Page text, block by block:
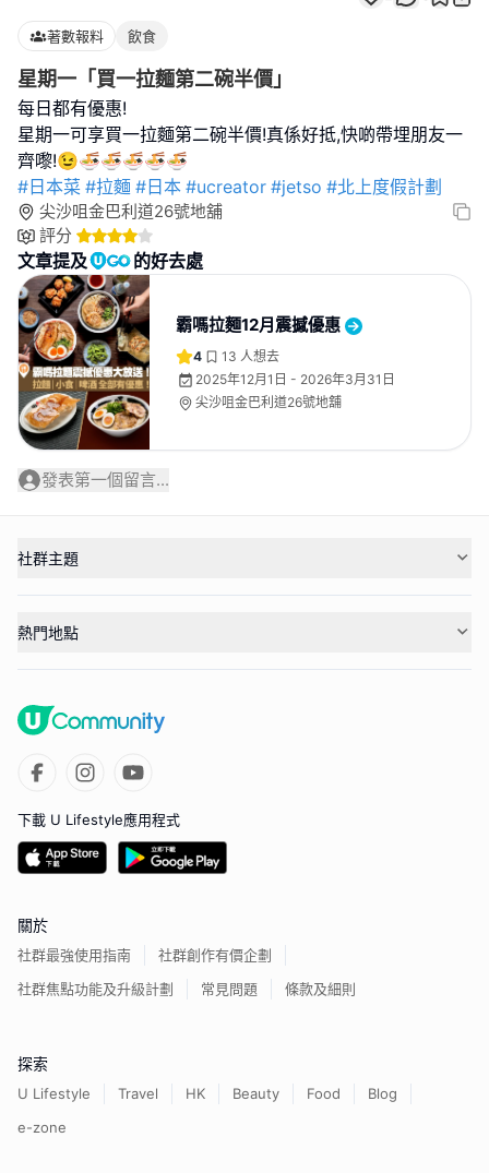
著數報料 飲食
星期一「買一拉麵第二碗半價」
每日都有優惠!
星期一可享買一拉麵第二碗半價!真係好抵,快啲帶埋朋友一
#日本菜 #拉麵 #日本 #ucreator #jetso #北上度假計劃
尖沙咀金巴利道26號地舖
評分
文章提及 的好去處
霸嗎拉麵12月震撼優惠
4 13 人想去
2025年12月1日 - 2026年3月31日
尖沙咀金巴利道26號地舖
發表第一個留言...
社群主題
熱門地點
下載 U Lifestyle應用程式
關於
社群最強使用指南
社群創作有價企劃
社群焦點功能及升級計劃
常見問題 條款及細則
探索
U Lifestyle Travel HK Beauty Food
Blog
e-zone